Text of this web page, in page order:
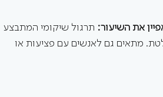
את השיעור: תרגול שיקומי המתבצע
מתאים גם לאנשים עם פציעות או